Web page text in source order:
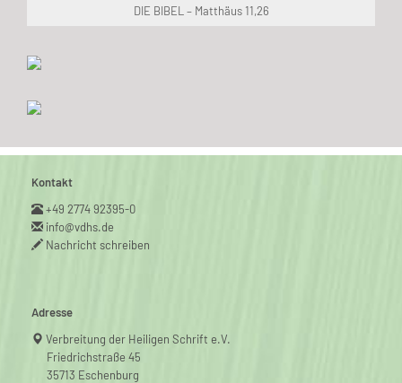
DIE BIBEL – Matthäus 11,26
Kontakt
+49 2774 92395-0
info@vdhs.de
Nachricht schreiben
Adresse
Verbreitung der Heiligen Schrift e.V.
Friedrichstraße 45
35713 Eschenburg